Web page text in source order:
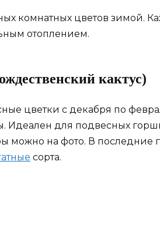
комнатных цветов зимой.
отоплением.
кактус)
цветки с декабря по
Идеален для подвесных
можно на фото. В последние
сорта.